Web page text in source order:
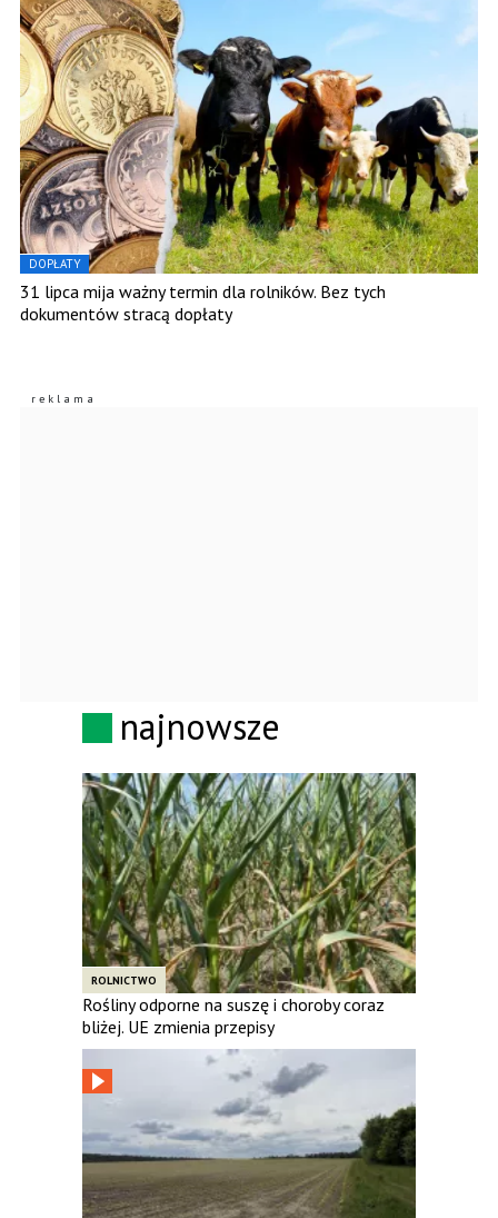
DOPŁATY
31 lipca mija ważny termin dla rolników. Bez tych
dokumentów stracą dopłaty
najnowsze
ROLNICTWO
Rośliny odporne na suszę i choroby coraz
bliżej. UE zmienia przepisy